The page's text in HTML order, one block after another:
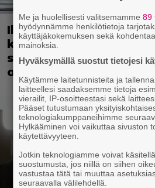
Illalla tv:ssä:
kantaa Hollywoodin
suomalainen este
osahaaveet
Me ja huolellisesti valitsemamme89
hyödynnämme henkilötietoja
käyttäjäkokemuksen sekä
mainoksia.
Hyväksymällä suostut tietojesi
Käytämme laitetunnisteita ja
laitteellesi saadaksemme tietoja
vierailit, IP-osoitteestasi sekä
Pääset tutustumaan
teknologiakumppaneihimme
Hylkääminen voi vaikuttaa sivuston
käytettävyyteen.
Jotkin teknologiamme voivat
suostumusta, jos niillä on siihen
vastustaa tätä tai muuttaa
seuraavalla välilehdellä.